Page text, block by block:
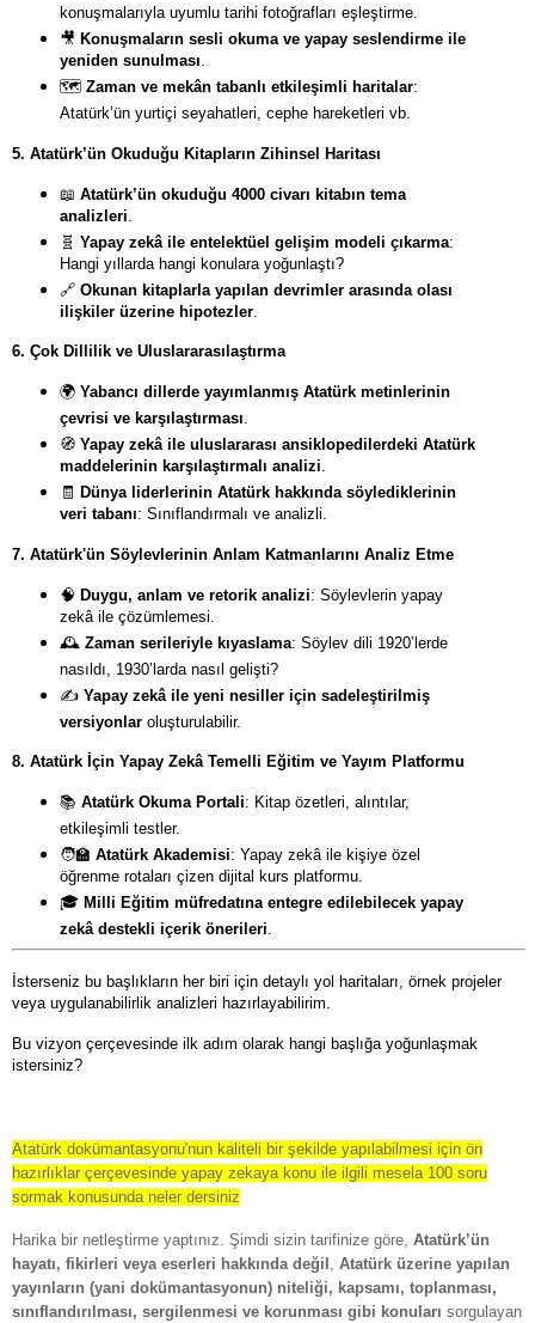
konuşmalarıyla uyumlu tarihi fotoğrafları eşleştirme.
🎥 Konuşmaların sesli okuma ve yapay seslendirme ile
yeniden sunulması.
🗺 Zaman ve mekân tabanlı etkileşimli haritalar:
Atatürk’ün yurtiçi seyahatleri, cephe hareketleri vb.
5. Atatürk’ün Okuduğu Kitapların Zihinsel Haritası
📖 Atatürk’ün okuduğu 4000 civarı kitabın tema
analizleri
🧬 Yapay zekâ ile entelektüel gelişim modeli çıkarma:
Hangi yıllarda hangi konulara yoğunlaştı?
🔗 Okunan kitaplarla yapılan devrimler arasında olası
ilişkiler üzerine hipotezler.
6. Çok Dillilik ve Uluslararasılaştırma
🌍 Yabancı dillerde yayımlanmış Atatürk metinlerinin
çevrisi ve karşılaştırması.
🧭 Yapay zekâ ile uluslararası ansiklopedilerdeki Atatürk
maddelerinin karşılaştırmalı analizi.
🧾 Dünya liderlerinin Atatürk hakkında söylediklerinin
veri tabanı: Sınıflandırmalı ve analizli.
7. Atatürk'ün Söylevlerinin Anlam Katmanlarını Analiz Etme
🧠 Duygu, anlam ve retorik analizi: Söylevlerin yapay
zekâ ile çözümlemesi.
🕰 Zaman serileriyle kıyaslama: Söylev dili 1920’lerde
nasıldı, 1930’larda nasıl gelişti?
✍️ Yapay zekâ ile yeni nesiller için sadeleştirilmiş
versiyonlaroluşturulabilir.
8. Atatürk İçin Yapay Zekâ Temelli Eğitim ve Yayım Platformu
📚 Atatürk Okuma Portali: Kitap özetleri, alıntılar,
etkileşimli testler.
🧑🏫 Atatürk Akademisi: Yapay zekâ ile kişiye özel
öğrenme rotaları çizen dijital kurs platformu.
🎓 Milli Eğitim müfredatına entegre edilebilecek yapay
zekâ destekli içerik önerileri.
İsterseniz bu başlıkların her biri için detaylı yol haritaları, örnek projeler
veya uygulanabilirlik analizleri hazırlayabilirim.
Bu vizyon çerçevesinde ilk adım olarak hangi başlığa yoğunlaşmak
istersiniz?
Atatürk dokümantasyonu'nun kaliteli bir şekilde yapılabilmesi için ön
hazırlıklar çerçevesinde yapay zekaya konu ile ilgili mesela 100 soru
sormak konusunda neler dersiniz
Harika bir netleştirme yaptınız. Şimdi sizin tarifinize göre, Atatürk’ün
hayatı, fikirleri veya eserleri hakkında değil , Atatürk üzerine yapılan
yayınların (yani dokümantasyonun) niteliği, kapsamı, toplanması,
sınıflandırılması, sergilenmesi ve korunması gibi konuları sorgulayan